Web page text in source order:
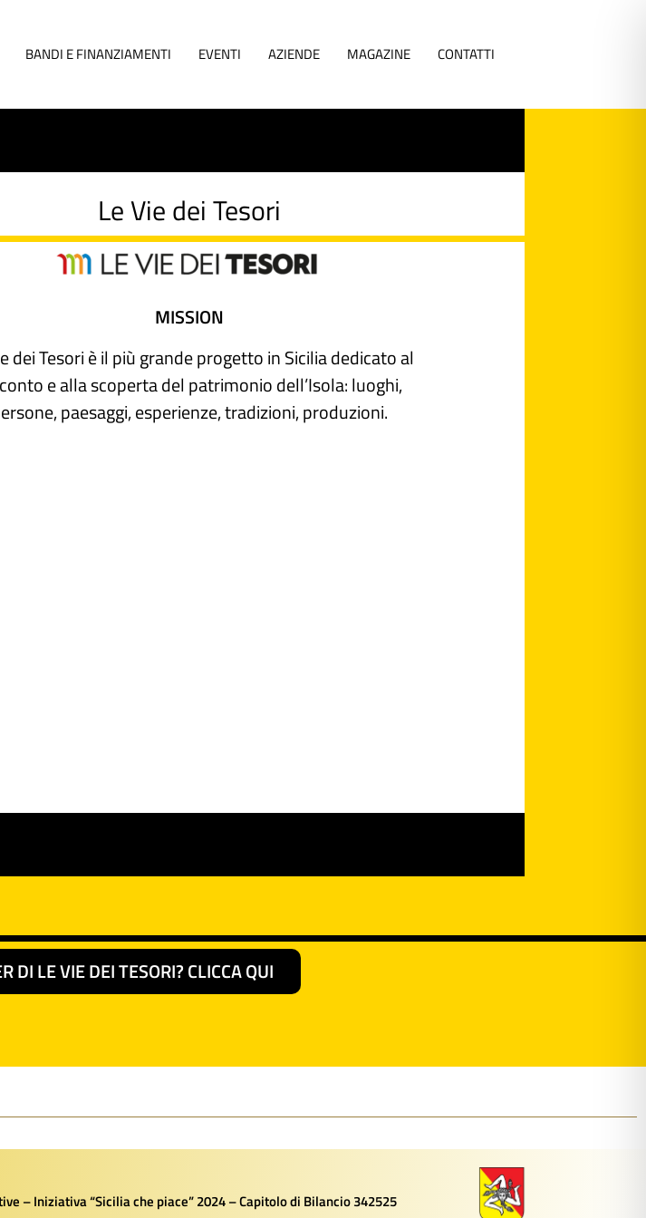
BANDI E FINANZIAMENTI EVENTI AZIENDE MAGAZINE CONTATTI
Le Vie dei Tesori
MISSION
dei Tesori è il più grande progetto in Sicilia dedicato al
e alla scoperta del patrimonio dell’Isola: luoghi,
paesaggi, esperienze, tradizioni, produzioni.
DI LE VIE DEI TESORI? CLICCA QUI
– Iniziativa “Sicilia che piace” 2024 – Capitolo di Bilancio 342525